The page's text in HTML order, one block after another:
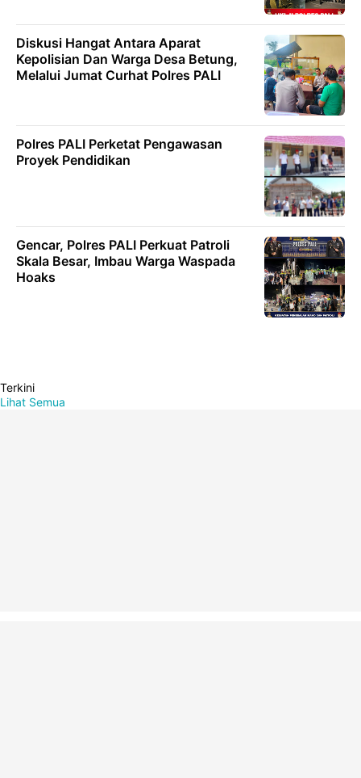
Diskusi Hangat Antara Aparat
Kepolisian Dan Warga Desa Betung,
Melalui Jumat Curhat Polres PALI
Polres PALI Perketat Pengawasan
Proyek Pendidikan
Gencar, Polres PALI Perkuat Patroli
Skala Besar, Imbau Warga Waspada
Hoaks
Terkini
Lihat Semua